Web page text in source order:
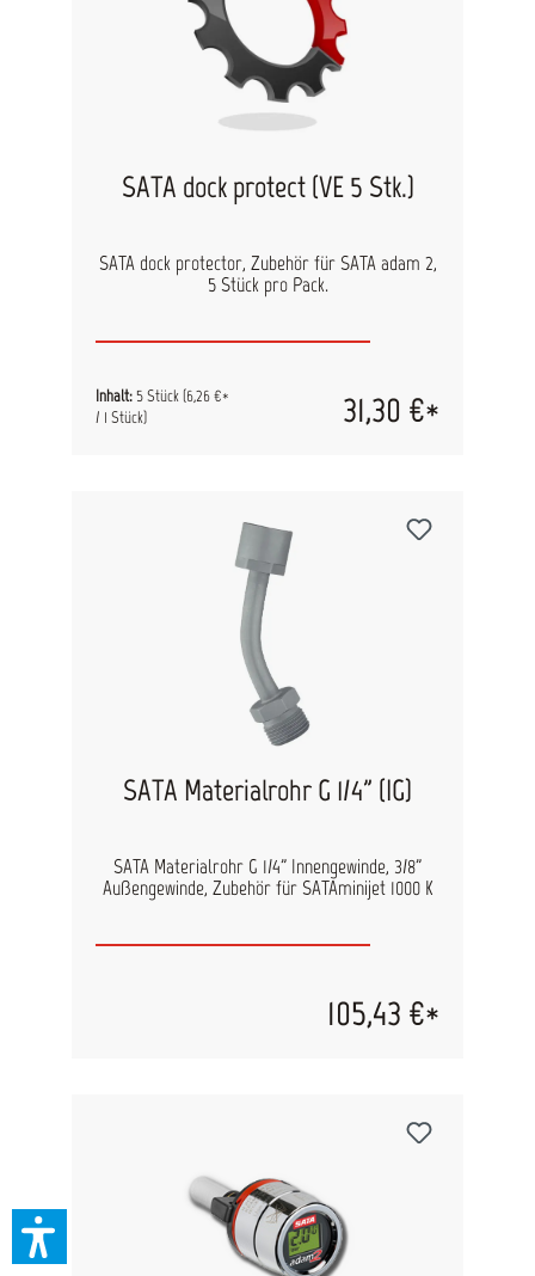
SATA dock protect (VE 5 Stk.)
SATA dock protector, Zubehör für SATA adam 2,
5 Stück pro Pack.
Inhalt:5 Stück(6,26 €*
/ 1 Stück)
31,30 €*
SATA Materialrohr G 1/4" (IG)
SATA Materialrohr G 1/4" Innengewinde, 3/8"
Außengewinde, Zubehör für SATAminijet 1000 K
105,43 €*